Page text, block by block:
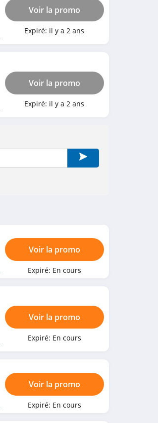
Voir la promo
Expiré: il y a 2 ans
Voir la promo
Expiré: il y a 2 ans
Voir la promo
Expiré: En cours
Voir la promo
Expiré: En cours
Voir la promo
Expiré: En cours